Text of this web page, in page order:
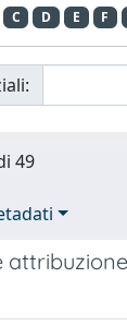
C D E F
49